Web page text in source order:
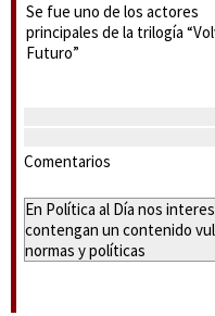
Se fue uno de los actores
principales de la trilogía
Futuro”
Comentarios
En Política al Día nos
contengan un contenido
normas y políticas